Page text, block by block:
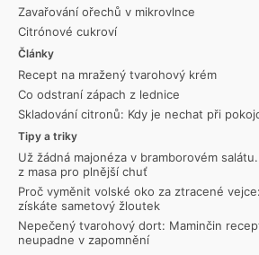
Zavařování ořechů v mikrovlnce
Citrónové cukroví
Články
Recept na mražený tvarohový krém
Co odstraní zápach z lednice
Skladování citronů: Kdy je nechat při
Tipy a triky
Už žádná majonéza v bramborovém
z masa pro plnější chuť
Proč vyměnit volské oko za ztracené
získáte sametový žloutek
Nepečený tvarohový dort: Maminčin
neupadne v zapomnění